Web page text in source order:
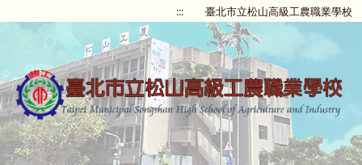
::: 臺北市立松山高級工農職業學校